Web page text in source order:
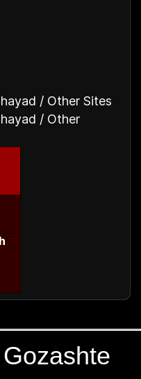
/ Other Sites
/ Other